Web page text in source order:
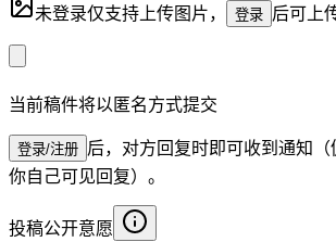
未登录仅支持上传图片， 登录 后可上
当前稿件将以匿名方式提交
登录/注册 后，对方回复时即可收到通知
你自己可见回复）。
投稿公开意愿